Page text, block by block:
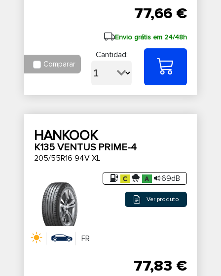
77,66 €
Envio grátis em 24/48h
Comparar
Cantidad:
HANKOOK
K135 VENTUS PRIME-4
205/55R16 94V XL
69dB
Ver produto
FR
77,83 €